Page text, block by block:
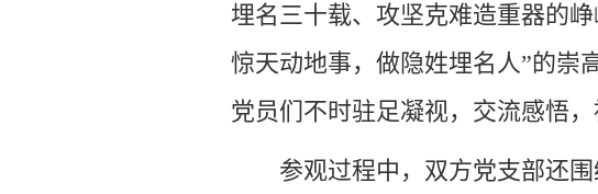
埋名三十载、攻坚克难造重器的
惊天动地事，做隐姓埋名人”的崇
党员们不时驻足凝视，交流感悟，
参观过程中，双方党支部还围